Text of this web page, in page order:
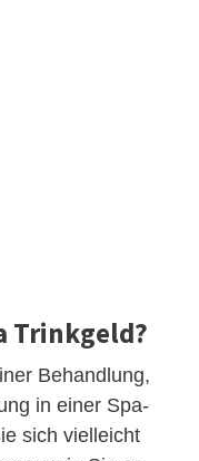
Trinkgeld?
Behandlung,
in einer Spa-
sich vielleicht